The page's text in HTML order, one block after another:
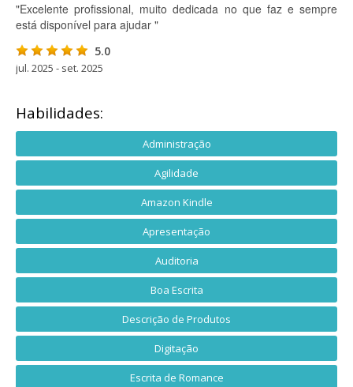
"Excelente profissional, muito dedicada no que faz e sempre
está disponível para ajudar "
5.0
jul. 2025 - set. 2025
Habilidades:
Administração
Agilidade
Amazon Kindle
Apresentação
Auditoria
Boa Escrita
Descrição de Produtos
Digitação
Escrita de Romance